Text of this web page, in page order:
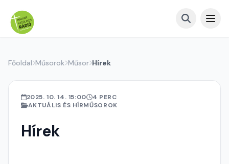
Főoldal Műsorok Műsor Hírek
2025. 10. 14. 15:00
4 PERC
AKTUÁLIS ÉS HÍRMŰSOROK
Hírek